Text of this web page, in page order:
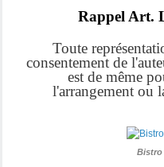
Rappel Art.
Toute
consentement de
est de même
l'arrangement ou
Bistro